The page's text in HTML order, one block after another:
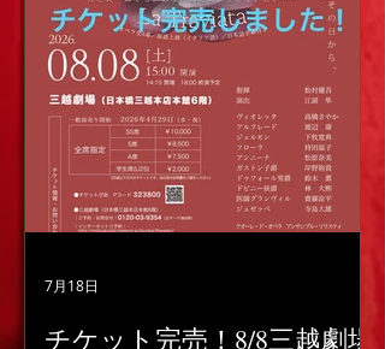
チケット完売！8/8三越劇場
7月18日